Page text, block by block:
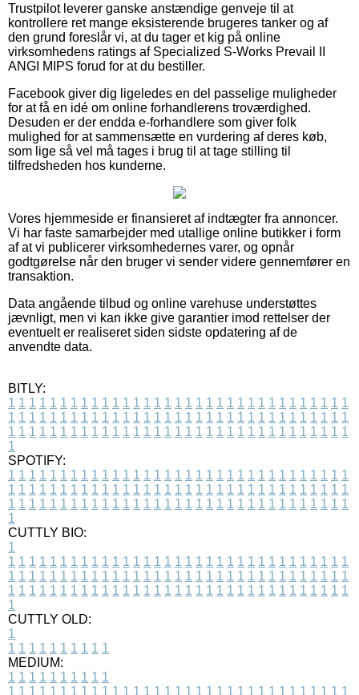
Trustpilot leverer ganske anstændige genveje til at
kontrollere ret mange eksisterende brugeres tanker og af
den grund foreslår vi, at du tager et kig på online
virksomhedens ratings af Specialized S-Works Prevail II
ANGI MIPS forud for at du bestiller.
Facebook giver dig ligeledes en del passelige muligheder
for at få en idé om online forhandlerens troværdighed.
Desuden er der endda e-forhandlere som giver folk
mulighed for at sammensætte en vurdering af deres køb,
som lige så vel må tages i brug til at tage stilling til
tilfredsheden hos kunderne.
Vores hjemmeside er finansieret af indtægter fra annoncer.
Vi har faste samarbejder med utallige online butikker i form
af at vi publicerer virksomhedernes varer, og opnår
godtgørelse når den bruger vi sender videre gennemfører en
transaktion.
Data angående tilbud og online varehuse understøttes
jævnligt, men vi kan ikke give garantier imod rettelser der
eventuelt er realiseret siden sidste opdatering af de
anvendte data.
BITLY:
1 1 1 1 1 1 1 1 1 1 1 1 1 1 1 1 1 1 1 1 1 1 1 1 1 1 1 1 1 1 1 1 1
1 1 1 1 1 1 1 1 1 1 1 1 1 1 1 1 1 1 1 1 1 1 1 1 1 1 1 1 1 1 1 1 1
1 1 1 1 1 1 1 1 1 1 1 1 1 1 1 1 1 1 1 1 1 1 1 1 1 1 1 1 1 1 1 1 1
1
SPOTIFY:
1 1 1 1 1 1 1 1 1 1 1 1 1 1 1 1 1 1 1 1 1 1 1 1 1 1 1 1 1 1 1 1 1
1 1 1 1 1 1 1 1 1 1 1 1 1 1 1 1 1 1 1 1 1 1 1 1 1 1 1 1 1 1 1 1 1
1 1 1 1 1 1 1 1 1 1 1 1 1 1 1 1 1 1 1 1 1 1 1 1 1 1 1 1 1 1 1 1 1
1
CUTTLY BIO:
1
1 1 1 1 1 1 1 1 1 1 1 1 1 1 1 1 1 1 1 1 1 1 1 1 1 1 1 1 1 1 1 1 1
1 1 1 1 1 1 1 1 1 1 1 1 1 1 1 1 1 1 1 1 1 1 1 1 1 1 1 1 1 1 1 1 1
1 1 1 1 1 1 1 1 1 1 1 1 1 1 1 1 1 1 1 1 1 1 1 1 1 1 1 1 1 1 1 1 1
1
CUTTLY OLD:
1
1 1 1 1 1 1 1 1 1 1
MEDIUM:
1 1 1 1 1 1 1 1 1 1
1 1 1 1 1 1 1 1 1 1 1 1 1 1 1 1 1 1 1 1 1 1 1 1 1 1 1 1 1 1 1 1 1